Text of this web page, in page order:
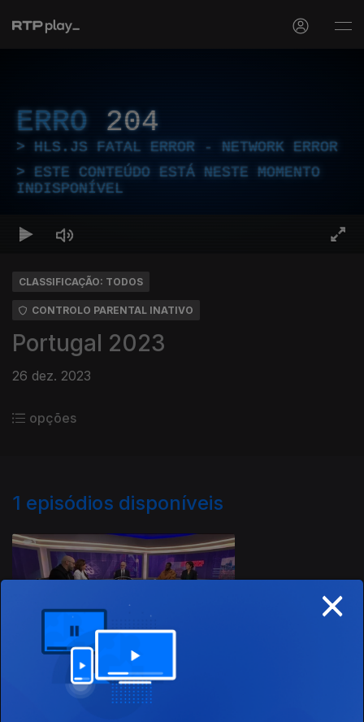
ERRO 204
HLS.JS FATAL ERROR - NETWORK ERROR
ESTE CONTEÚDO ESTÁ NESTE MOMENTO
INDISPONÍVEL
CLASSIFICAÇÃO: TODOS
CONTROLO PARENTAL INATIVO
Portugal 2023
26 dez. 2023
opções
1 episódios disponíveis
737554
×